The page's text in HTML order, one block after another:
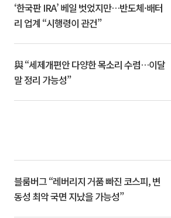
‘한국판 IRA’ 베일 벗었지만…반도체·배터
리 업계 “시행령이 관건”
與 “세제개편안 다양한 목소리 수렴…이달
말 정리 가능성”
블룸버그 “레버리지 거품 빠진 코스피, 변
동성 최악 국면 지났을 가능성”